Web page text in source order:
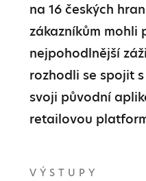
na 16 českých
zákazníkům mohli
nejpohodlnější
rozhodli se spojit s
svoji původní
retailovou
VÝSTUPY